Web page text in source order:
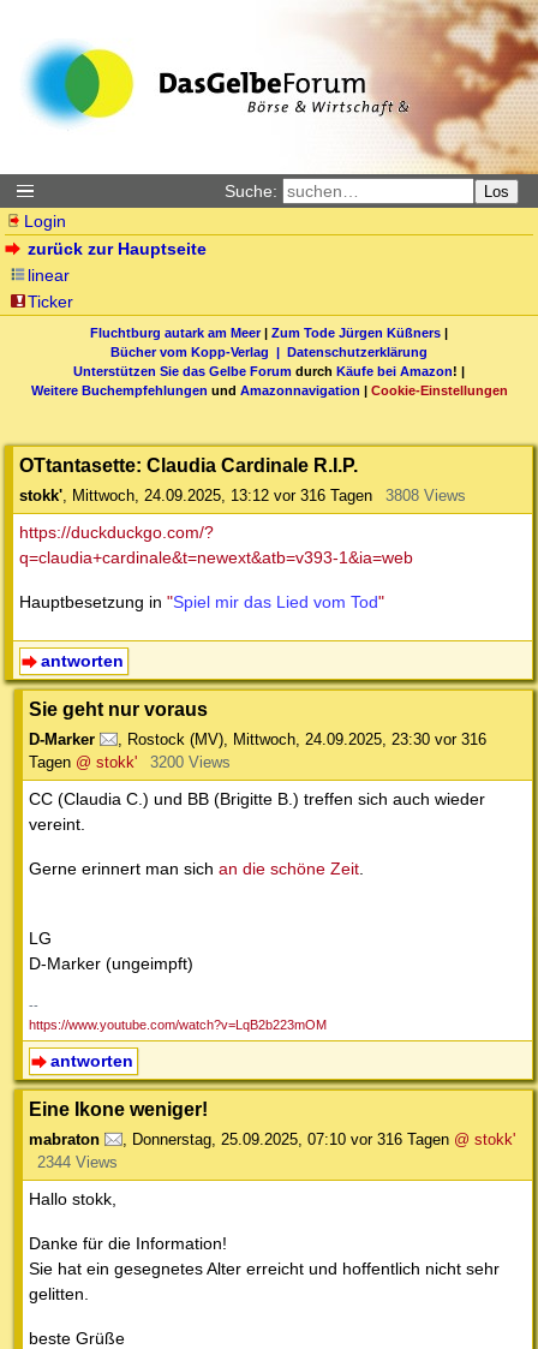
Suche: Los
Login
zurück zur Hauptseite
linear
Ticker
Fluchtburg autark am Meer| Zum Tode Jürgen Küßners |
Bücher vom Kopp-Verlag | Datenschutzerklärung
Unterstützen Sie das Gelbe Forum durch Käufe bei Amazon! |
Weitere Buchempfehlungen und Amazonnavigation | Cookie-Einstellungen
OTtantasette: Claudia Cardinale R.I.P.
stokk', Mittwoch, 24.09.2025, 13:12 vor 316 Tagen 3808 Views
https://duckduckgo.com/?
q=claudia+cardinale&t=newext&atb=v393-1&ia=web
Hauptbesetzung in "Spiel mir das Lied vom Tod"
antworten
Sie geht nur voraus
D-Marker , Rostock (MV), Mittwoch, 24.09.2025, 23:30 vor 316
Tagen @ stokk' 3200 Views
CC (Claudia C.) und BB (Brigitte B.) treffen sich auch wieder
vereint.
Gerne erinnert man sich an die schöne Zeit.
LG
D-Marker (ungeimpft)
--
https://www.youtube.com/watch?v=LqB2b223mOM
antworten
Eine Ikone weniger!
mabraton , Donnerstag, 25.09.2025, 07:10 vor 316 Tagen @ stokk'
2344 Views
Hallo stokk,
Danke für die Information!
Sie hat ein gesegnetes Alter erreicht und hoffentlich nicht sehr
gelitten.
beste Grüße